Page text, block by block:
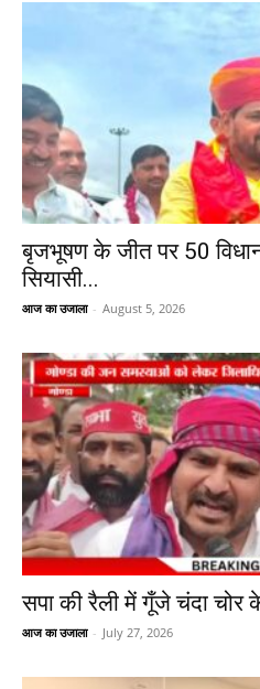
बृजभूषण के जीत पर 50
सियासी...
आज का उजाला - August 5, 2026
सपा की रैली में गूँजे चंदा चोर
आज का उजाला - July 27, 2026